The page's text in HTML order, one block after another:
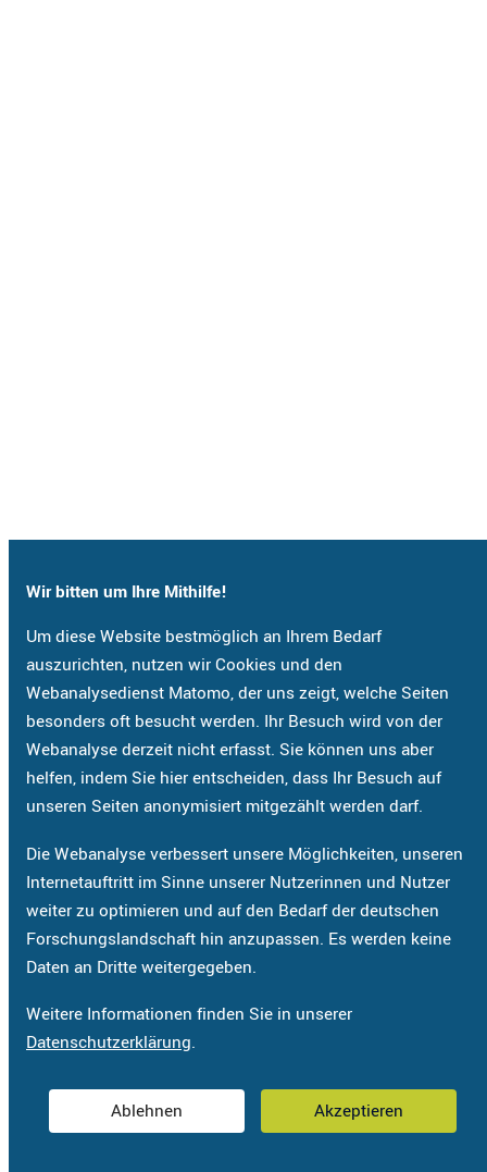
Wir bitten um Ihre Mithilfe!
Um diese Website bestmöglich an Ihrem Bedarf
auszurichten, nutzen wir Cookies und den
Webanalysedienst Matomo, der uns zeigt, welche Seiten
besonders oft besucht werden. Ihr Besuch wird von der
Webanalyse derzeit nicht erfasst. Sie können uns aber
helfen, indem Sie hier entscheiden, dass Ihr Besuch auf
unseren Seiten anonymisiert mitgezählt werden darf.
Die Webanalyse verbessert unsere Möglichkeiten, unseren
Internetauftritt im Sinne unserer Nutzerinnen und Nutzer
weiter zu optimieren und auf den Bedarf der deutschen
Forschungslandschaft hin anzupassen. Es werden keine
Daten an Dritte weitergegeben.
Weitere Informationen finden Sie in unserer
Datenschutzerklärung.
Ablehnen Akzeptieren